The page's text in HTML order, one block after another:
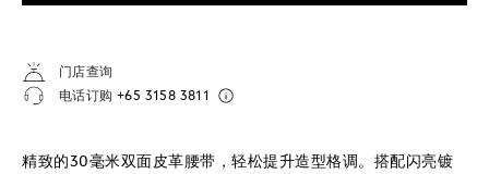
门店查询
电话订购 +65 3158 3811
精致的30毫米双面皮革腰带，轻松提升造型格调。搭配闪亮镀